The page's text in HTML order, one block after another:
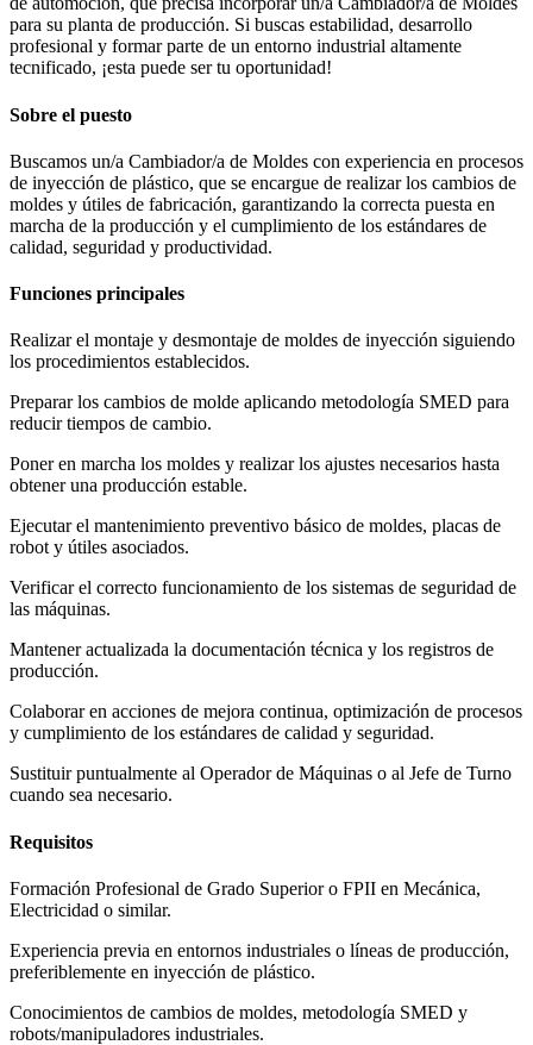
para su planta de producción. Si buscas estabilidad, desarrollo
profesional y formar parte de un entorno industrial altamente
tecnificado, ¡esta puede ser tu oportunidad!
Sobre el puesto
Buscamos un/a Cambiador/a de Moldes con experiencia en procesos
de inyección de plástico, que se encargue de realizar los cambios de
moldes y útiles de fabricación, garantizando la correcta puesta en
marcha de la producción y el cumplimiento de los estándares de
calidad, seguridad y productividad.
Funciones principales
Realizar el montaje y desmontaje de moldes de inyección siguiendo
los procedimientos establecidos.
Preparar los cambios de molde aplicando metodología SMED para
reducir tiempos de cambio.
Poner en marcha los moldes y realizar los ajustes necesarios hasta
obtener una producción estable.
Ejecutar el mantenimiento preventivo básico de moldes, placas de
robot y útiles asociados.
Verificar el correcto funcionamiento de los sistemas de seguridad de
las máquinas.
Mantener actualizada la documentación técnica y los registros de
producción.
Colaborar en acciones de mejora continua, optimización de procesos
y cumplimiento de los estándares de calidad y seguridad.
Sustituir puntualmente al Operador de Máquinas o al Jefe de Turno
cuando sea necesario.
Requisitos
Formación Profesional de Grado Superior o FPII en Mecánica,
Electricidad o similar.
Experiencia previa en entornos industriales o líneas de producción,
preferiblemente en inyección de plástico.
Conocimientos de cambios de moldes, metodología SMED y
robots/manipuladores industriales.